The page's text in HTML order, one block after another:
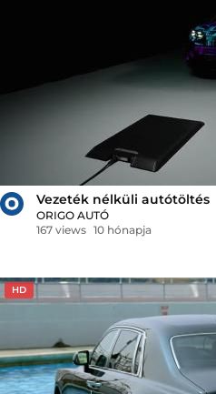
Vezeték nélküli autótöltés
ORIGO AUTÓ
167 views 10 hónapja
HD